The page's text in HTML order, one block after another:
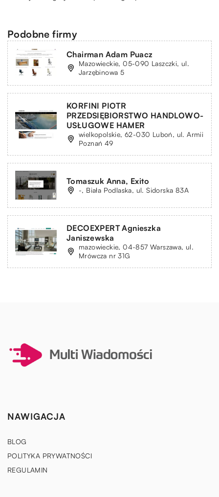
Podobne firmy
Chairman Adam Puacz
Mazowieckie, 05-090 Laszczki, ul.
Jarzębinowa 5
KORFINI PIOTR
PRZEDSIĘBIORSTWO HANDLOWO-
USŁUGOWE HAMER
wielkopolskie, 62-030 Luboń, ul. Armii
Poznań 49
Tomaszuk Anna, Exito
-, Biała Podlaska, ul. Sidorska 83A
DECOEXPERT Agnieszka
Janiszewska
mazowieckie, 04-857 Warszawa, ul.
Mrówcza nr 31G
NAWIGACJA
BLOG
POLITYKA PRYWATNOŚCI
REGULAMIN